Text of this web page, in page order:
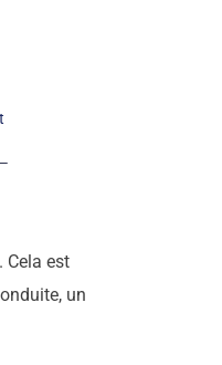
Cela est
un